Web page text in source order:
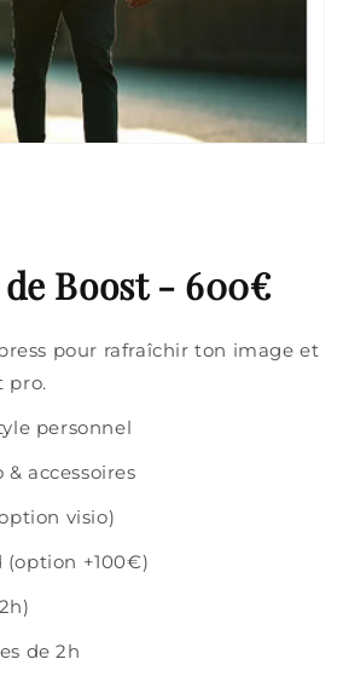
Boost - 600€
pour rafraîchir ton image et
pro.
personnel
& accessoires
visio)
(option +100€)
de 2h